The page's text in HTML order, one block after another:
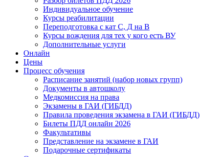
Индивидуальное обучение
Курсы реабилитации
Переподготовка с кат С, Д на В
Курсы вождения для тех у кого есть ВУ
Дополнительные услуги
Онлайн
Цены
Процесс обучения
Расписание занятий (набор новых групп)
Документы в автошколу
Медкомиссия на права
Экзамены в ГАИ (ГИБДД)
Правила проведения экзамена в ГАИ (ГИБДД)
Билеты ПДД онлайн 2026
Факультативы
Представление на экзамене в ГАИ
Подарочные сертификаты